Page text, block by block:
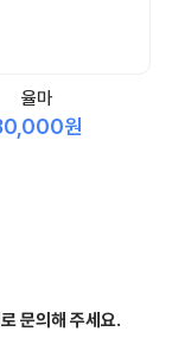
율마
원
문의해 주세요.